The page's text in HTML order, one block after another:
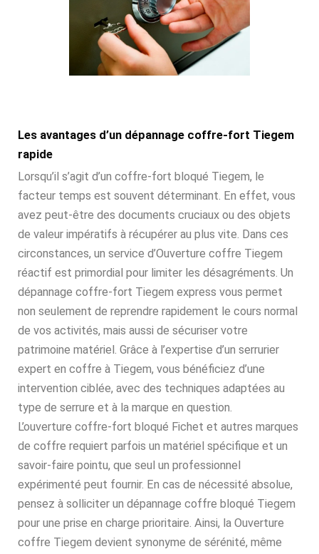
Les avantages d’un dépannage coffre-fort Tiegem
rapide
Lorsqu’il s’agit d’un coffre-fort bloqué Tiegem, le
facteur temps est souvent déterminant. En effet, vous
avez peut-être des documents cruciaux ou des objets
de valeur impératifs à récupérer au plus vite. Dans ces
circonstances, un service d’Ouverture coffre Tiegem
réactif est primordial pour limiter les désagréments. Un
dépannage coffre-fort Tiegem express vous permet
non seulement de reprendre rapidement le cours normal
de vos activités, mais aussi de sécuriser votre
patrimoine matériel. Grâce à l’expertise d’un serrurier
expert en coffre à Tiegem, vous bénéficiez d’une
intervention ciblée, avec des techniques adaptées au
type de serrure et à la marque en question.
L’ouverture coffre-fort bloqué Fichet et autres marques
de coffre requiert parfois un matériel spécifique et un
savoir-faire pointu, que seul un professionnel
expérimenté peut fournir. En cas de nécessité absolue,
pensez à solliciter un dépannage coffre bloqué Tiegem
pour une prise en charge prioritaire. Ainsi, la Ouverture
coffre Tiegem devient synonyme de sérénité, même